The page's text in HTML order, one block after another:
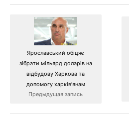
Ярославський обіцяє
зібрати мільярд доларів на
відбудову Харкова та
допомогу харківʼянам
Предыдущая запись